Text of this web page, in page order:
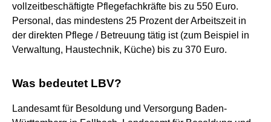
vollzeitbeschäftigte Pflegefachkräfte bis zu 550 Euro.
Personal, das mindestens 25 Prozent der Arbeitszeit in
der direkten Pflege / Betreuung tätig ist (zum Beispiel in
Verwaltung, Haustechnik, Küche) bis zu 370 Euro.
Was bedeutet LBV?
Landesamt für Besoldung und Versorgung Baden-